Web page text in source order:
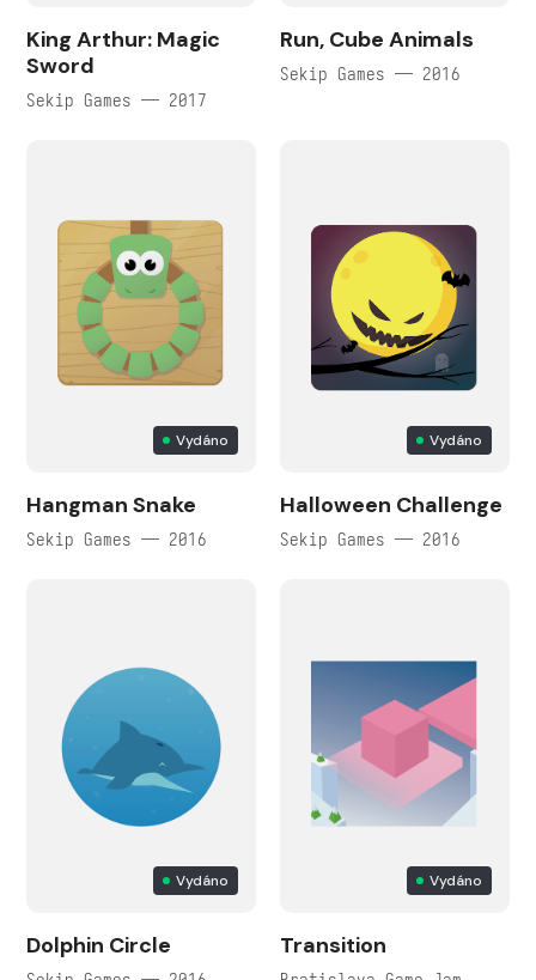
King Arthur: Magic
Sword
Sekip Games — 2017
Run, Cube Animals
Sekip Games — 2016
Vydáno
Hangman Snake
Sekip Games — 2016
Vydáno
Halloween Challenge
Sekip Games — 2016
Vydáno
Dolphin Circle
Vydáno
Transition